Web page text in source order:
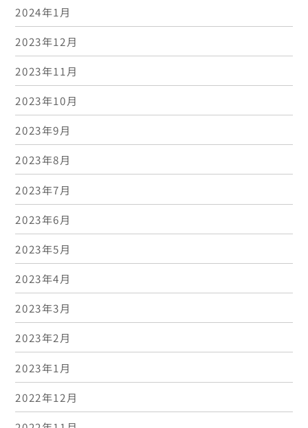
2024年1月
2023年12月
2023年11月
2023年10月
2023年9月
2023年8月
2023年7月
2023年6月
2023年5月
2023年4月
2023年3月
2023年2月
2023年1月
2022年12月